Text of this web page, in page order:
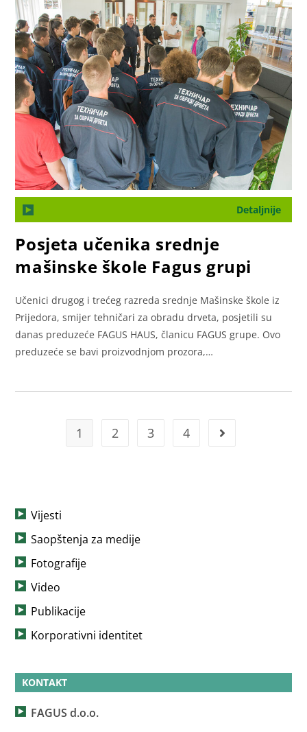
Detaljnije
Posjeta učenika srednje
mašinske škole Fagus grupi
Učenici drugog i trećeg razreda srednje Mašinske škole iz
Prijedora, smijer tehničari za obradu drveta, posjetili su
danas preduzeće FAGUS HAUS, članicu FAGUS grupe. Ovo
preduzeće se bavi proizvodnjom prozora,…
1 2 3 4
Vijesti
Saopštenja za medije
Fotografije
Video
Publikacije
Korporativni identitet
KONTAKT
FAGUS d.o.o.